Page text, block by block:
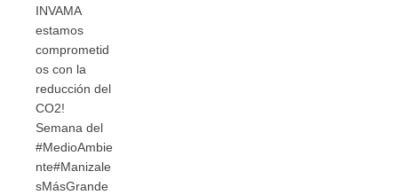
INVAMA
estamos
comprometid
os con la
reducción del
CO2!
Semana del
#MedioAmbie
nte#Manizale
sMásGrande